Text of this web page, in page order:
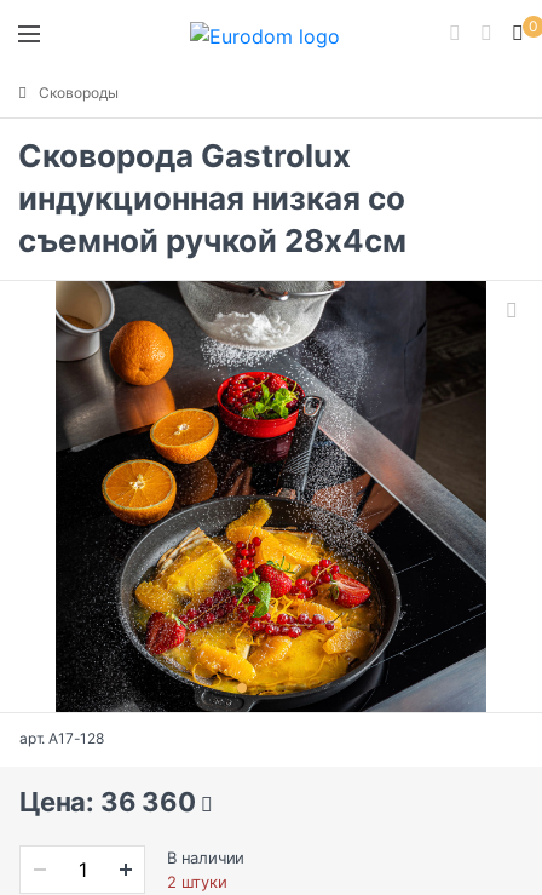
0
Сковороды
Сковорода Gastrolux
индукционная низкая со
съемной ручкой 28x4см
арт. A17-128
Цена: 36 360
В наличии
2 штуки